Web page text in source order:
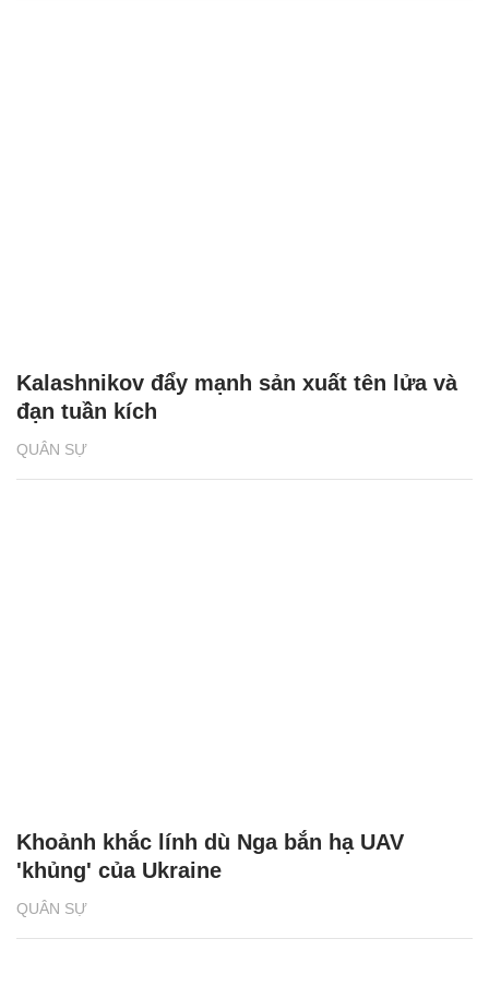
QUÂN SỰ
Kalashnikov đẩy mạnh sản xuất tên lửa và
đạn tuần kích
QUÂN SỰ
Khoảnh khắc lính dù Nga bắn hạ UAV
'khủng' của Ukraine